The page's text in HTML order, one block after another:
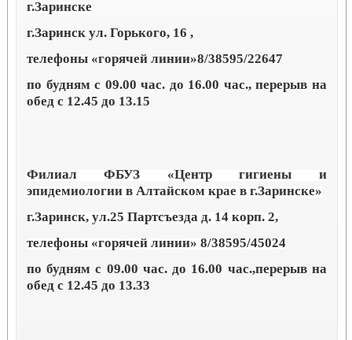
г.Заринске
г.Заринск ул. Горького, 16 ,
телефоны «горячей линии»8/38595/22647
по будням с 09.00 час. до 16.00 час., перерыв на
обед с 12.45 до 13.15
Филиал ФБУЗ «Центр гигиены и
эпидемиологии в Алтайском крае в г.Заринске»
г.Заринск, ул.25 Партсъезда д. 14 корп. 2,
телефоны «горячей линии» 8/38595/45024
по будням с 09.00 час. до 16.00 час.,перерыв на
обед с 12.45 до 13.33